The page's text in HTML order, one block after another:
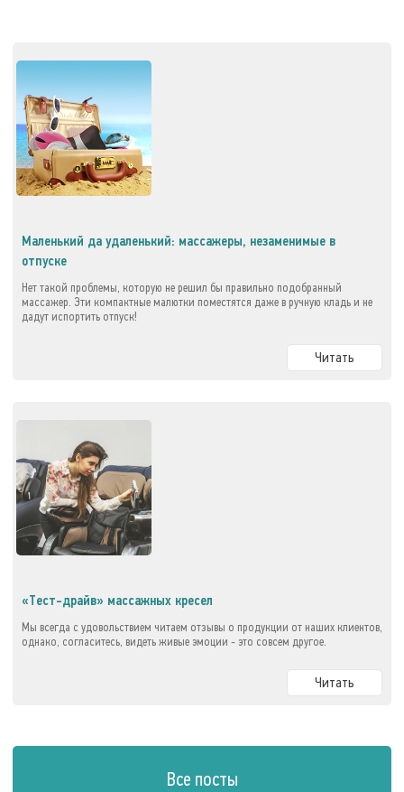
Маленький да удаленький: массажеры, незаменимые в
отпуске
Нет такой проблемы, которую не решил бы правильно подобранный
массажер. Эти компактные малютки поместятся даже в ручную кладь и не
дадут испортить отпуск!
Читать
«Тест-драйв» массажных кресел
Мы всегда с удовольствием читаем отзывы о продукции от наших клиентов,
однако, согласитесь, видеть живые эмоции - это совсем другое.
Читать
Все посты